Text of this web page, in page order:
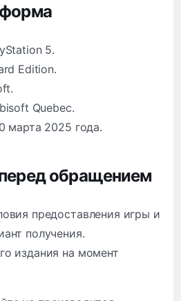
5.
Edition.
Quebec.
марта 2025 года.
обращением
предоставления игры и
получения.
издания на момент